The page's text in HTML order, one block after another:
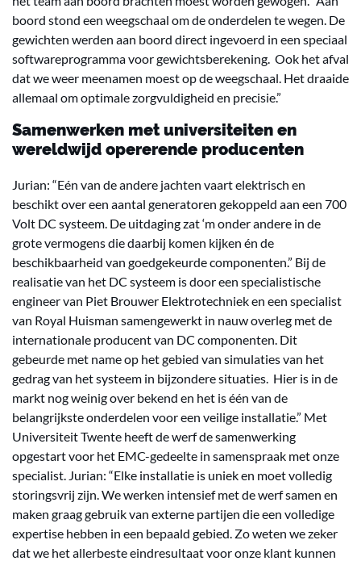
boord stond een weegschaal om de onderdelen te wegen. De
gewichten werden aan boord direct ingevoerd in een speciaal
softwareprogramma voor gewichtsberekening. Ook het afval
dat we weer meenamen moest op de weegschaal. Het draaide
allemaal om optimale zorgvuldigheid en precisie.”
Samenwerken met universiteiten en
wereldwijd opererende producenten
Jurian: “Eén van de andere jachten vaart elektrisch en
beschikt over een aantal generatoren gekoppeld aan een 700
Volt DC systeem. De uitdaging zat ‘m onder andere in de
grote vermogens die daarbij komen kijken én de
beschikbaarheid van goedgekeurde componenten.” Bij de
realisatie van het DC systeem is door een specialistische
engineer van Piet Brouwer Elektrotechniek en een specialist
van Royal Huisman samengewerkt in nauw overleg met de
internationale producent van DC componenten. Dit
gebeurde met name op het gebied van simulaties van het
gedrag van het systeem in bijzondere situaties. Hier is in de
markt nog weinig over bekend en het is één van de
belangrijkste onderdelen voor een veilige installatie.” Met
Universiteit Twente heeft de werf de samenwerking
opgestart voor het EMC-gedeelte in samenspraak met onze
specialist. Jurian: “Elke installatie is uniek en moet volledig
storingsvrij zijn. We werken intensief met de werf samen en
maken graag gebruik van externe partijen die een volledige
expertise hebben in een bepaald gebied. Zo weten we zeker
dat we het allerbeste eindresultaat voor onze klant kunnen